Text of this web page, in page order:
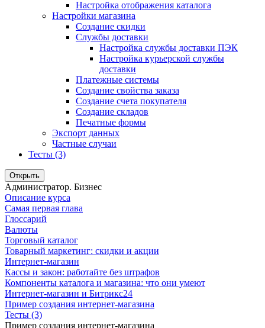
Настройка отображения каталога
Настройки магазина
Создание скидки
Службы доставки
Настройка службы доставки ПЭК
Настройка курьерской службы
доставки
Платежные системы
Создание свойства заказа
Создание счета покупателя
Создание складов
Печатные формы
Экспорт данных
Частные случаи
Тесты (3)
Открыть
Администратор. Бизнес
Описание курса
Самая первая глава
Глоссарий
Валюты
Торговый каталог
Товарный маркетинг: скидки и акции
Интернет-магазин
Кассы и закон: работайте без штрафов
Компоненты каталога и магазина: что они умеют
Интернет-магазин и Битрикс24
Пример создания интернет-магазина
Тесты (3)
Пример создания интернет-магазина